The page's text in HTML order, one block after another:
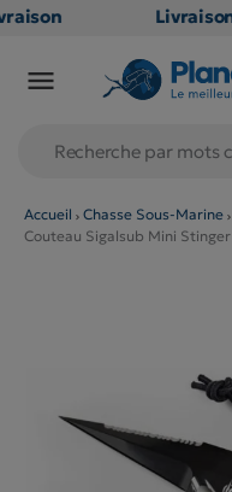
Livraison
en point
79€
(hors
produits

Accueil Chasse Sous-Marine
Couteau Sigalsub Mini Stinger